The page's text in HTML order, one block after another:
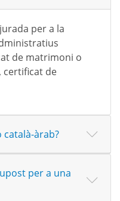
per a la
de matrimoni o
certificat de
àrab?
per a una